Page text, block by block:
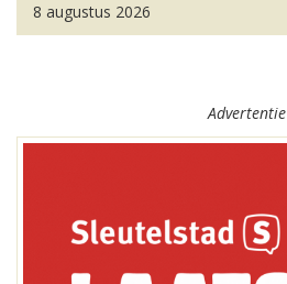
8 augustus 2026
Advertentie